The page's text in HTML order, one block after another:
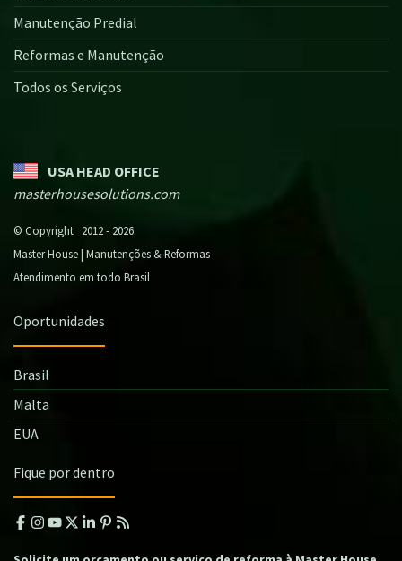
Manutenção Predial
Reformas e Manutenção
Todos os Serviços
USA HEAD OFFICE
masterhousesolutions.com
© Copyright 2012 - 2026
Master House | Manutenções & Reformas
Atendimento em todo Brasil
Oportunidades
Brasil
Malta
EUA
Fique por dentro